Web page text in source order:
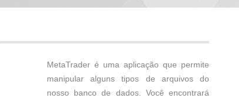
MetaTrader é uma aplicação que permite
manipular alguns tipos de arquivos do
nosso banco de dados. Você encontrará